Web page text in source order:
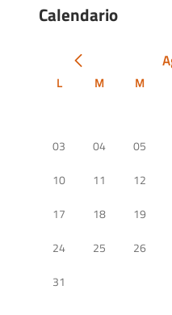
Calendario
L M M
03
04 05
10
11 12
17
18 19
24
25 26
31